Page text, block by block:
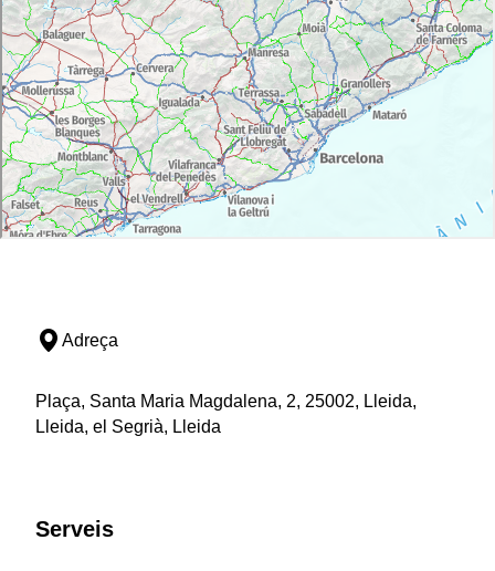
Adreça
Plaça, Santa Maria Magdalena, 2, 25002, Lleida,
Lleida, el Segrià, Lleida
Serveis